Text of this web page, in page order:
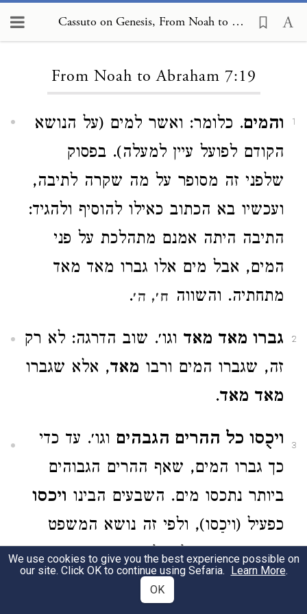
Cassuto on Genesis, From Noah to Abraham 7:19
From Noah to Abraham 7:19
1 והמים. כלומר: ואשר למים (על הנושא
הקודם לפועל עיין למעלה). בפסוק
שלפני זה מסופר על מה שקרה לתיבה,
ועכשיו בא הכתוב כאילו להוסיף ולהגיד:
התיבה היתה אמנם מתהלכת על פני
המים, אבל מים אלו גברו מאד מאד
מתחתיה. והשווה ח׳, ה׳.
2 גברו מאד מאד וגו׳. שוב הדרגה: לא רק
זה, שגברו המים ורבו מאד, אלא שגברו
מאד מאד.
3 ויכֻסו כל ההרים הגבהים וגו׳. עד כדי
כך גברו המים, שאף ההרים הגבוהים
ביותר נתכסו מים. השבעים הבינו ויכסו
כפעיל (ויכַסו), ולפי זה נושא המשפט
הואהמים; אבל אילו היתה זו כוונת
הכתוב, צריכה היתה המלית
We use cookies to give you the best experience possible on
our site. Click OK to continue using Sefaria. Learn More.
OK